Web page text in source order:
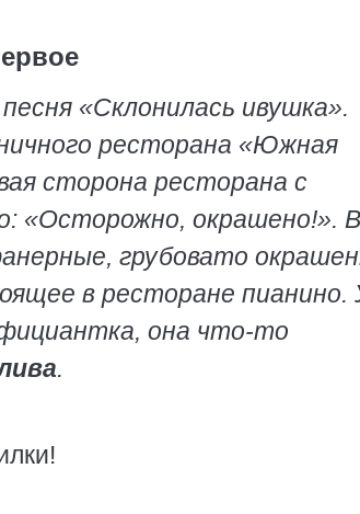
«Склонилась ивушка».
ресторана «Южная
сторона ресторана с
«Осторожно, окрашено!».
грубовато
в ресторане пианино.
она что-то
.